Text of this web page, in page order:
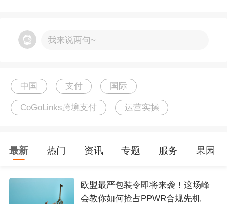
副总裁于鑫受邀出席本次会议并与行业嘉宾同
行”思考。
我来说两句~
中国 支付 国际
CoGoLinks跨境支付 运营实操
最新 热门 资讯 专题 服务 果园
欧盟最严包装令即将来袭！这场峰
会教你如何抢占PPWR合规先机